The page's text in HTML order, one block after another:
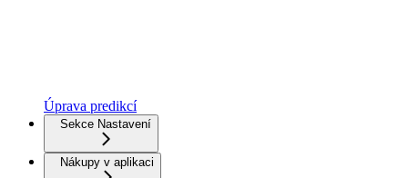
Úprava predikcí
Sekce Nastavení
Nákupy v aplikaci